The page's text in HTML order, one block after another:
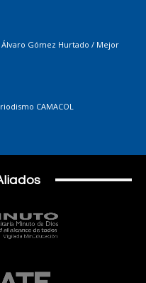
Gómez Hurtado / Mejor
CAMACOL